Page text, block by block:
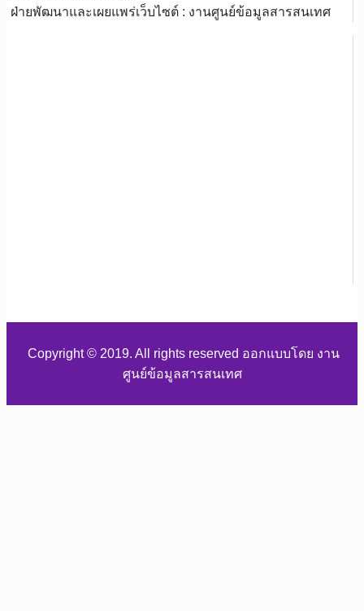
ฝ่ายพัฒนาและเผยแพร่เว็บไซต์ : งานศูนย์ข้อมูลสารสนเทศ
Copyright © 2019. All rights reserved ออกแบบโดย งาน
ศูนย์ข้อมูลสารสนเทศ